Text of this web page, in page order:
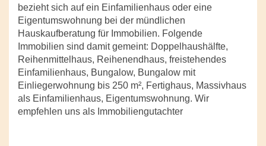
bezieht sich auf ein Einfamilienhaus oder eine
Eigentumswohnung bei der mündlichen
Hauskaufberatung für Immobilien. Folgende
Immobilien sind damit gemeint: Doppelhaushälfte,
Reihenmittelhaus, Reihenendhaus, freistehendes
Einfamilienhaus, Bungalow, Bungalow mit
Einliegerwohnung bis 250 m², Fertighaus, Massivhaus
als Einfamilienhaus, Eigentumswohnung. Wir
empfehlen uns als Immobiliengutachter